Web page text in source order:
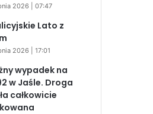
2026 | 07:47
Lato z
2026 | 17:01
wypadek na
w Jaśle. Droga
całkowicie